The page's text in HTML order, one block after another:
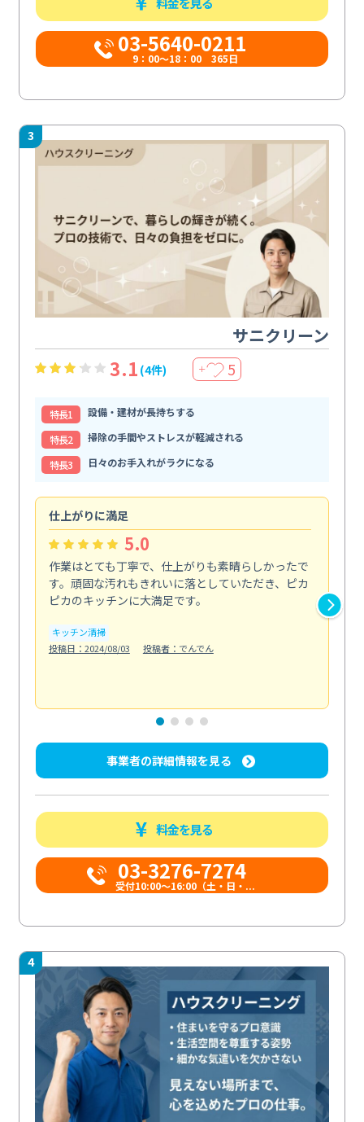
03-5640-0211
9：00～18：00 365日
3
サニクリーン
3.1 (4件) ＋ 5
特⻑1
設備・建材が長持ちする
特⻑2
掃除の手間やストレスが軽減される
特⻑3
日々のお手入れがラクになる
仕上がりに満足
5.0
作業はとても丁寧で、仕上がりも素晴らしかったで
す。頑固な汚れもきれいに落としていただき、ピカ
ピカのキッチンに大満足です。
キッチン清掃
投稿日：2024/08/03
投稿者：でんでん
事業者の詳細情報を見る
料金を見る
03-3276-7274
受付10:00〜16:00（土・日・...
4